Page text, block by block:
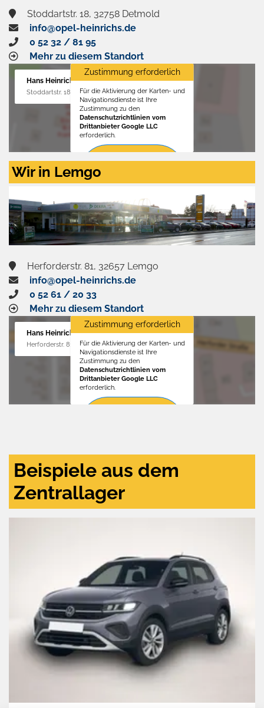
Stoddartstr. 18, 32758 Detmold
info@opel-heinrichs.de
0 52 32 / 81 95
Mehr zu diesem Standort
Hans Heinrichs GmbH
Stoddartstr. 18, 32758 Detmold
Zustimmung erforderlich
Für die Aktivierung der Karten- und
Navigationsdienste ist Ihre
Zustimmung zu den
Datenschutzrichtlinien vom
Drittanbieter Google LLC
erforderlich.
Zustimmen
aktivieren
Wir in Lemgo
Herforderstr. 81, 32657 Lemgo
info@opel-heinrichs.de
0 52 61 / 20 33
Mehr zu diesem Standort
Hans Heinrichs GmbH
Herforderstr. 81, 32657 Lemgo
Zustimmung erforderlich
Für die Aktivierung der Karten- und
Navigationsdienste ist Ihre
Zustimmung zu den
Datenschutzrichtlinien vom
Drittanbieter Google LLC
erforderlich.
Beispiele aus dem
Zentrallager